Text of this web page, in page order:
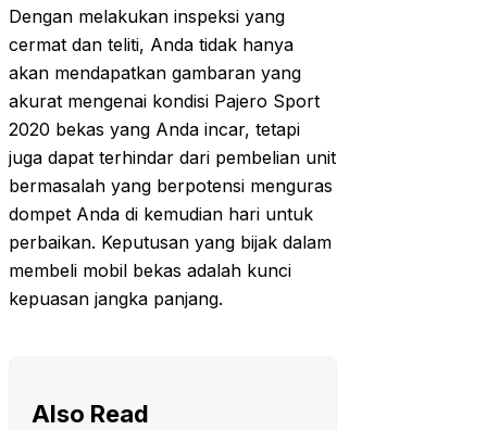
Dengan melakukan inspeksi yang
cermat dan teliti, Anda tidak hanya
akan mendapatkan gambaran yang
akurat mengenai kondisi Pajero Sport
2020 bekas yang Anda incar, tetapi
juga dapat terhindar dari pembelian unit
bermasalah yang berpotensi menguras
dompet Anda di kemudian hari untuk
perbaikan. Keputusan yang bijak dalam
membeli mobil bekas adalah kunci
kepuasan jangka panjang.
Also Read